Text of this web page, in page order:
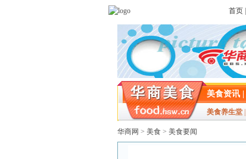
首页|
美食资讯
美食养生堂
华商网 > 美食 > 美食要闻